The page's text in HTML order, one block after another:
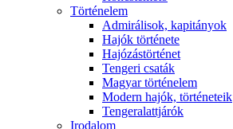
Történelem
Admirálisok, kapitányok
Hajók története
Hajózástörténet
Tengeri csaták
Magyar történelem
Modern hajók, történeteik
Tengeralattjárók
Irodalom